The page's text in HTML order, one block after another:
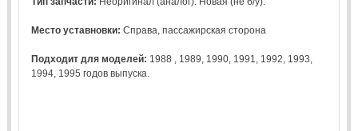
Место уставновки:Справа, пассажирская сторона
Подходит для моделей: 1988 1989 1990 1991 1992 1993
1994 1995 годов выпуска.